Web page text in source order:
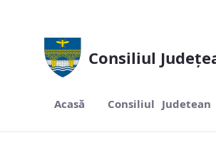
Consiliul
Acasă Consiliul